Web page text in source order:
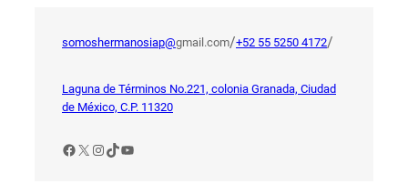
somoshermanosiap@gmail.com/+52 55 5250 4172/
Laguna de Términos No.221, colonia Granada, Ciudad
de México, C.P. 11320
Facebook
X Instagram
TikTok
YouTube